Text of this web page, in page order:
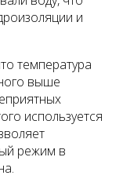
и
температура
выше
используется
режим в